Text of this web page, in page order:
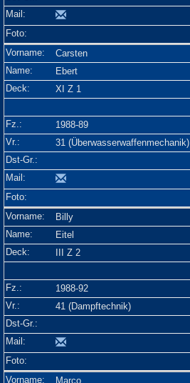
Carsten
Ebert
XI Z 1
1988-89
31 (Überwasserwaffenmechanik)
Billy
Eitel
III Z 2
1988-92
41 (Dampftechnik)
Marco